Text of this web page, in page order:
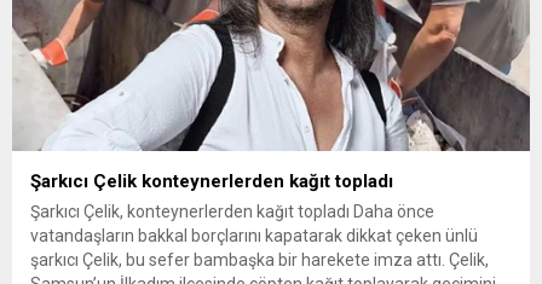
Şarkıcı Çelik konteynerlerden kağıt topladı
Şarkıcı Çelik, konteynerlerden kağıt topladı Daha önce
vatandaşların bakkal borçlarını kapatarak dikkat çeken ünlü
şarkıcı Çelik, bu sefer bambaşka bir harekete imza attı. Çelik,